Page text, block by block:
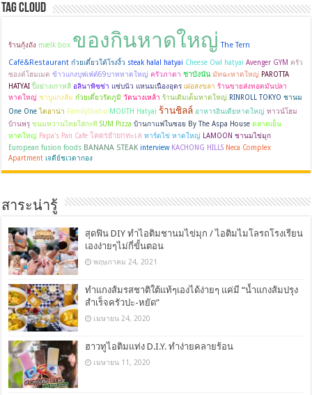
Tag Cloud
ร้านกุ้งถัง mælk box ของกินหาดใหญ่ The Tern
Café&Restaurant ก๋วยเตี๋ยวใต้โรงงิ้ว steak halal hatyai Cheese Owl hatyai Avenger GYM ครัว
ซองต์โฮมเมด ข้าวแกงบุฟเฟ่ต์69บาทหาดใหญ่ ครัวภาดา ชาบังนัน มัทฉะหาดใหญ่ PAROTTA
HATYAI ปิ้งย่างเกาหลี อลินาพิซซ่า แซ่บนัว แหนมเนืองอุดร เฝอสงขลา ร้านขายส่งทอดมันปลา
หาดใหญ่ ชาบูแกงส้ม ก๋วยเตี๋ยวรัตภูมิ วัดนางเหล้า ร้านเติมเต็มหาดใหญ่ RINROLL TOKYO ชานม
One One ไดอาน่า FamilyShabu MOUTH Hatyai ร้านชิลล์ อาหารอินเดียหาดใหญ่ ทาวน์โฮม
บ้านพรุ ขนมหวานไทยใส่กะทิ SUM Pizza บ้านกาแฟในซอย By The Aspa House ตลาดเย็น
หาดใหญ่ Papa's Pan Cafe โคตรยำยกทะเล ทาร์ตไข่ หาดใหญ่
LAMOON ชานมไข่มุก
European fusion foods BANANA STEAK interview KACHONG HILLS Neca Complex
Apartment เจดีย์ชเวดากอง
สาระน่ารู้
สุดฟิน DIY ทำไอติมชานมไข่มุก / ไอติมไมโลรถโรงเรียน
เองง่ายๆไม่กี่ขั้นตอน
พฤษภาคม 24, 2021
ทำแกงส้มรสชาติใต้แท้ๆเองได้ง่ายๆ แค่มี “น้ำแกงส้มปรุง
สำเร็จครัวปะ-หยัด”
เมษายน 24, 2020
ฮาวทูไอติมแท่ง D.I.Y. ทำง่ายคลายร้อน
เมษายน 11, 2020